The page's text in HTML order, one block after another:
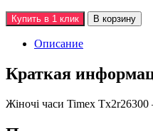
Купить в 1 клик В корзину
Описание
Краткая
Жiночi часи Timex Tx2r26300